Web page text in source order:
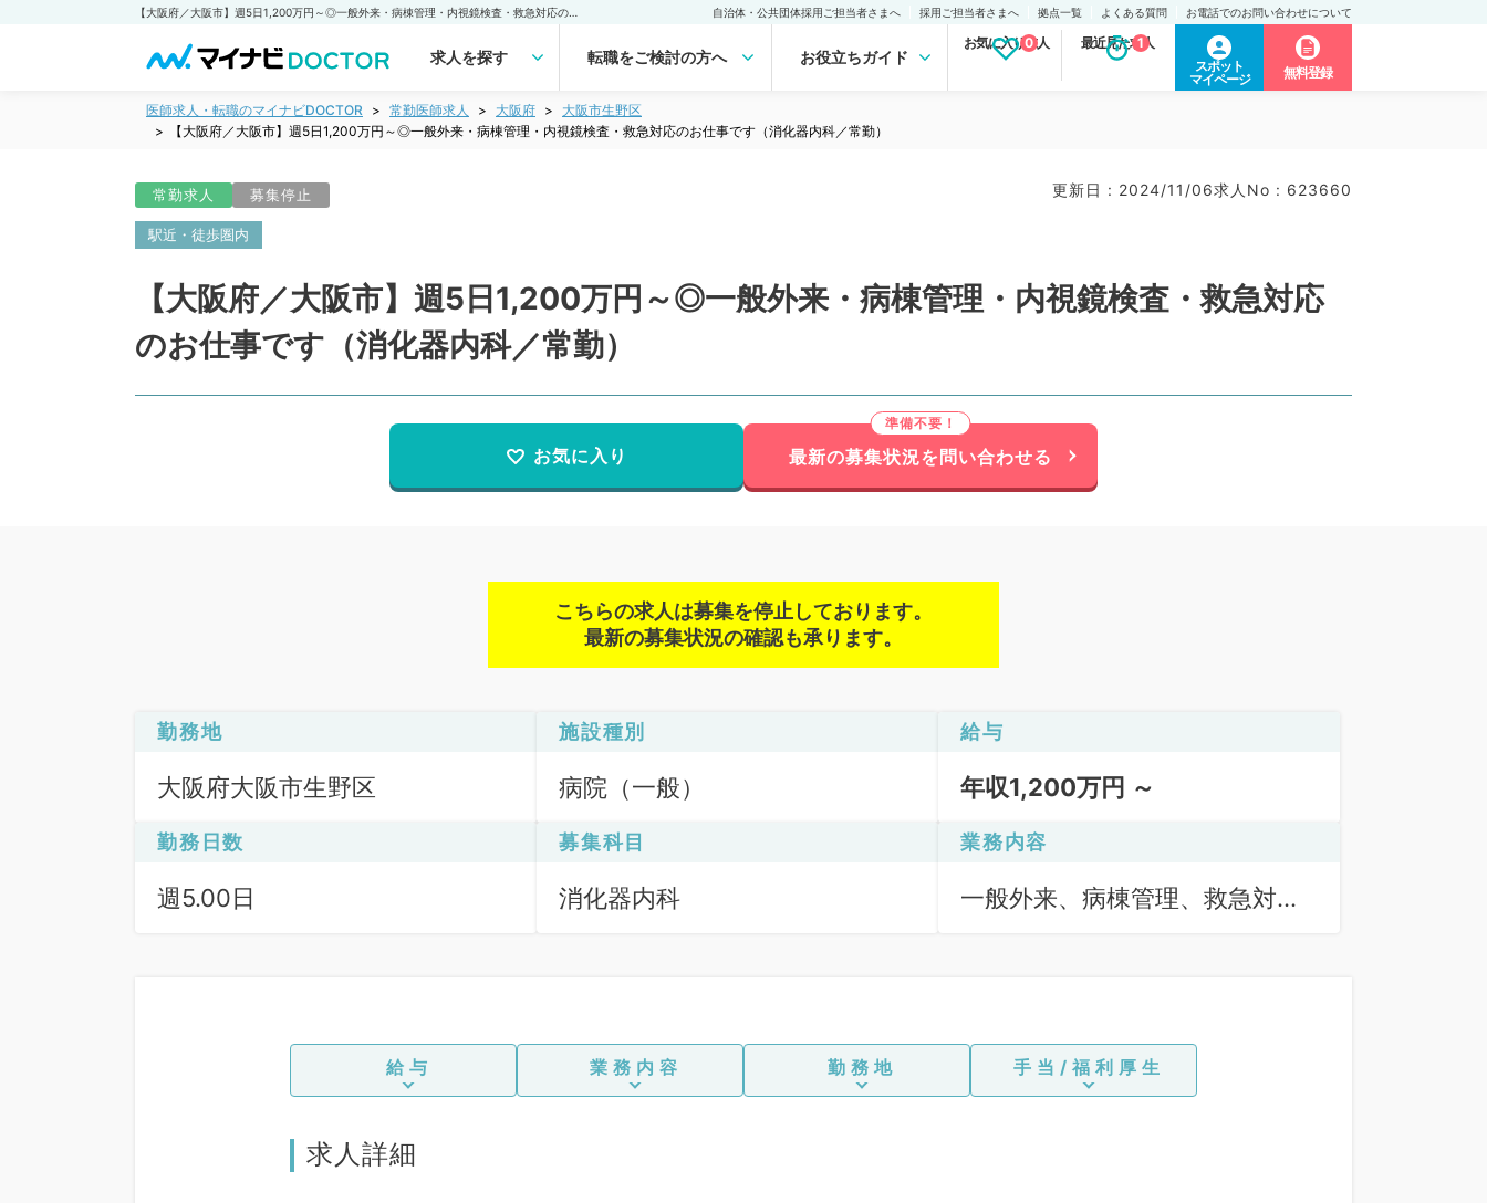
自治体・公共団体採用ご担当者さまへ 採用ご担当者さまへ 拠点一覧 よくある質問 お電話でのお問い合わせについて
求人を探す 転職をご検討の方へ お役立ちガイド
お気に入り求人
0 最近見た求人
1
スポット
マイページ
無料登録
医師求人・転職のマイナビDOCTOR 常勤医師求人 大阪府
大阪市生野区
【大阪府／大阪市】週5日1,200万円～◎一般外来・病棟管理・内視鏡検査・救急対応のお仕事です（消化器内科／常勤）
常勤求人 募集停止 更新日 : 2024/11/06求人No : 623660
駅近・徒歩圏内
【大阪府／大阪市】週5日1,200万円～◎一般外来・病棟管理・内視鏡検査・救急対応
のお仕事です（消化器内科／常勤）
お気に入り 最新の募集状況を問い合わせる
こちらの求人は募集を停止しております。
最新の募集状況の確認も承ります。
勤務地
大阪府大阪市生野区
施設種別
病院（一般）
給与
年収1,200万円 ～
勤務日数
週5.00日
募集科目
消化器内科
業務内容
一般外来、病棟管理、救急対
給与 業務内容 勤務地 手当/福利厚生
求人詳細